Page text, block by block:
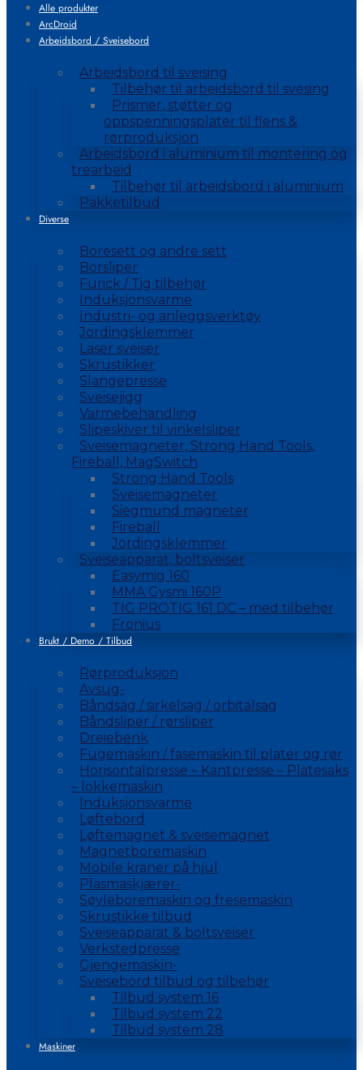
Alle produkter
ArcDroid
Arbeidsbord / Sveisebord
Arbeidsbord til sveising
Tilbehør til arbeidsbord til svesing
Prismer, støtter og
oppspenningsplater til flens &
rørproduksjon
Arbeidsbord i aluminium til montering og
trearbeid
Tilbehør til arbeidsbord i aluminium
Pakketilbud
Diverse
Boresett og andre sett
Borsliper
Furick / Tig tilbehør
Induksjonsvarme
Industri- og anleggsverktøy
Jordingsklemmer
Laser sveiser
Skrustikker
Slangepresse
Sveisejigg
Varmebehandling
Slipeskiver til vinkelsliper
Sveisemagneter, Strong Hand Tools,
Fireball, MagSwitch
Strong Hand Tools
Sveisemagneter
Siegmund magneter
Fireball
Jordingsklemmer
Sveiseapparat, boltsveiser
Easymig 160
MMA Gysmi 160P
TIG PROTIG 161 DC – med tilbehør
Fronius
Brukt / Demo / Tilbud
Rørproduksjon
Avsug-
Båndsag / sirkelsag / orbitalsag
Båndsliper / rørsliper
Dreiebenk
Fugemaskin / fasemaskin til plater og rør
Horisontalpresse – Kantpresse – Platesaks
– lokkemaskin
Induksjonsvarme
Løftebord
Løftemagnet & sveisemagnet
Magnetboremaskin
Mobile kraner på hjul
Plasmaskjærer-
Søyleboremaskin og fresemaskin
Skrustikke tilbud
Sveiseapparat & boltsveiser
Verkstedpresse
Gjengemaskin-
Sveisebord tilbud og tilbehør
Tilbud system 16
Tilbud system 22
Tilbud system 28
Maskiner